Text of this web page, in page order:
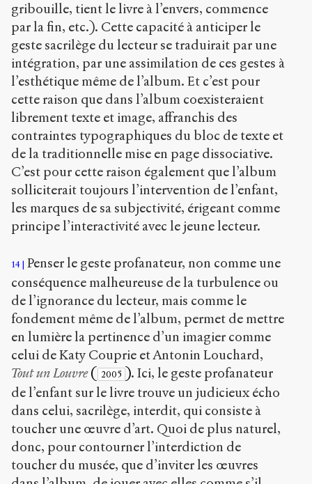
gribouille, tient le livre à l’envers, commence
par la fin, etc.). Cette capacité à anticiper le
geste sacrilège du lecteur se traduirait par une
intégration, par une assimilation de ces gestes à
l’esthétique même de l’album. Et c’est pour
cette raison que dans l’album coexisteraient
librement texte et image, affranchis des
contraintes typographiques du bloc de texte et
de la traditionnelle mise en page dissociative.
C’est pour cette raison également que l’album
solliciterait toujours l’intervention de l’enfant,
les marques de sa subjectivité, érigeant comme
principe l’interactivité avec le jeune lecteur.
14
Penser le geste profanateur, non comme une
conséquence malheureuse de la turbulence ou
de l’ignorance du lecteur, mais comme le
fondement même de l’album, permet de mettre
en lumière la pertinence d’un imagier comme
celui de Katy Couprie et Antonin Louchard,
Tout un Louvre ( 2005 ). Ici, le geste profanateur
de l’enfant sur le livre trouve un judicieux écho
dans celui, sacrilège, interdit, qui consiste à
toucher une œuvre d’art. Quoi de plus naturel,
donc, pour contourner l’interdiction de
toucher du musée, que d’inviter les œuvres